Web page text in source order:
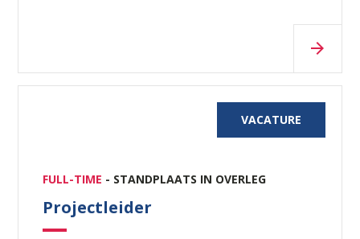
VACATURE
FULL-TIME - STANDPLAATS IN OVERLEG
Projectleider